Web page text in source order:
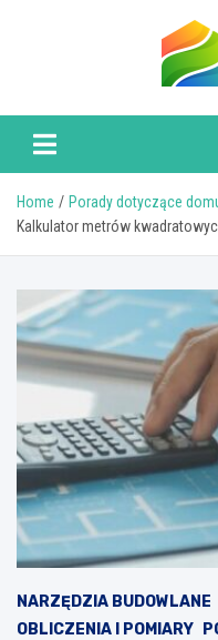
Home
Porady dotyczące
Kalkulator metrów
NARZĘDZIA BUDOWLANE
OBLICZENIA I POMIARY